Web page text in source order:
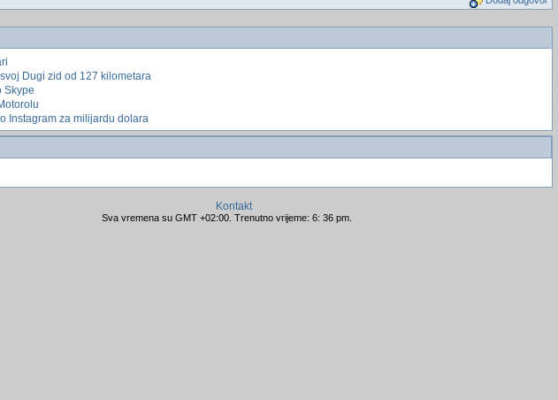
Dugi zid od 127 kilometara
Skype
Instagram za milijardu dolara
Kontakt
Sva vremena su GMT +02:00. Trenutno vrijeme: 6: 36 pm.